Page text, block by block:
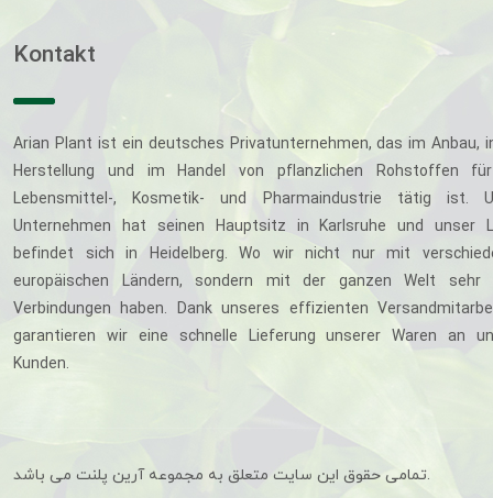
Kontakt
Arian Plant ist ein deutsches Privatunternehmen, das im Anbau,
Herstellung und im Handel von pflanzlichen Rohstoffen
Lebensmittel-, Kosmetik- und Pharmaindustrie tätig ist.
Unternehmen hat seinen Hauptsitz in Karlsruhe und unser
befindet sich in Heidelberg. Wo wir nicht nur mit
europäischen Ländern, sondern mit der ganzen Welt sehr
Verbindungen haben. Dank unseres effizienten
garantieren wir eine schnelle Lieferung unserer Waren an
Kunden.
تمامی حقوق این سایت متعلق به مجموعه آرین پلنت می باشد.